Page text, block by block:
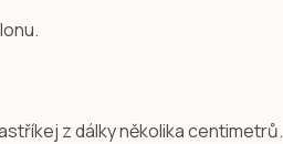
z dálky několika centimetrů.